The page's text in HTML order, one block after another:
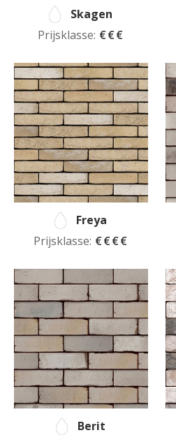
Skagen
Prijsklasse: €€€
Freya
Prijsklasse: €€€€
Berit